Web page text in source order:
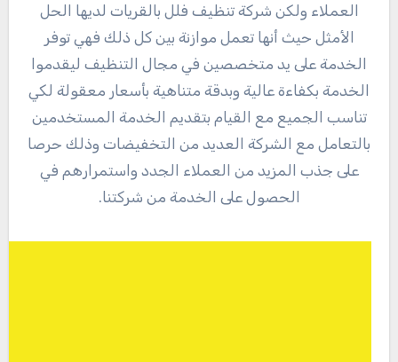
العملاء ولكن شركة تنظيف فلل بالقريات لديها الحل
الأمثل حيث أنها تعمل موازنة بين كل ذلك فهي توفر
الخدمة على يد متخصصين في مجال التنظيف ليقدموا
الخدمة بكفاءة عالية وبدقة متناهية بأسعار معقولة لكي
تناسب الجميع مع القيام بتقديم الخدمة المستخدمين
بالتعامل مع الشركة العديد من التخفيضات وذلك حرصا
على جذب المزيد من العملاء الجدد واستمرارهم في
الحصول على الخدمة من شركتنا.